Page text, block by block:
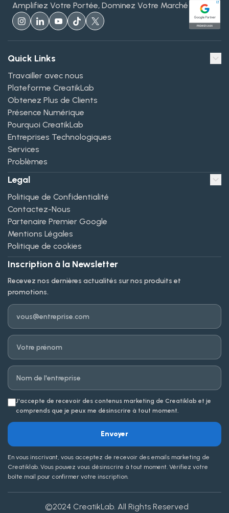
Amplifiez Votre Portée, Dominez Votre Marché
Quick Links
Travailler avec nous
Plateforme CreatikLab
Obtenez Plus de Clients
Présence Numérique
Pourquoi CreatikLab
Entreprises Technologiques
Services
Problèmes
Legal
Politique de Confidentialité
Contactez-Nous
Partenaire Premier Google
Mentions Légales
Politique de cookies
Inscription à la Newsletter
Recevez nos dernières actualités sur nos produits et
promotions.
Email
Prénom
Entreprise
J'accepte de recevoir des contenus marketing de Creatiklab et je
comprends que je peux me désinscrire à tout moment.
Envoyer
En vous inscrivant, vous acceptez de recevoir des emails marketing de
Creatiklab. Vous pouvez vous désinscrire à tout moment. Vérifiez votre
boîte mail pour confirmer votre inscription.
©2024 CreatikLab. All Rights Reserved